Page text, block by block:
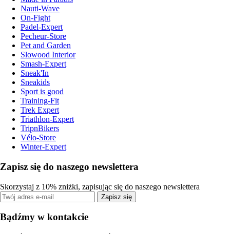
Nauti-Wave
On-Fight
Padel-Expert
Pecheur-Store
Pet and Garden
Slowood Interior
Smash-Expert
Sneak'In
Sneakids
Sport is good
Training-Fit
Trek Expert
Triathlon-Expert
TripnBikers
Vélo-Store
Winter-Expert
Zapisz się do naszego newslettera
Skorzystaj z 10% zniżki, zapisując się do naszego newslettera
Zapisz się
Bądźmy w kontakcie